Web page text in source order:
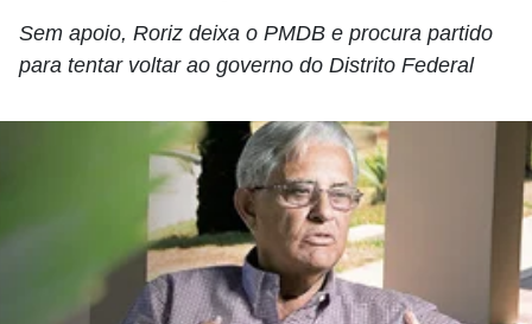
Sem apoio, Roriz deixa o PMDB e procura partido
para tentar voltar ao governo do Distrito Federal